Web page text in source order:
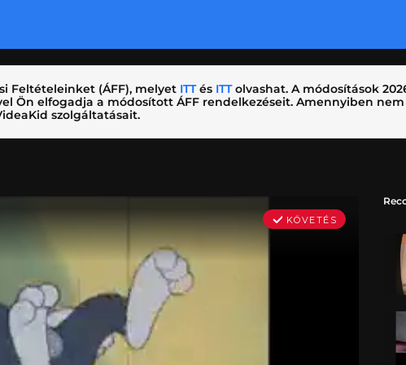
Feltételeinket (ÁFF), melyet ITTés ITTolvashat. A módosítások
Ön elfogadja a módosított ÁFF rendelkezéseit. Amennyiben
szolgáltatásait.